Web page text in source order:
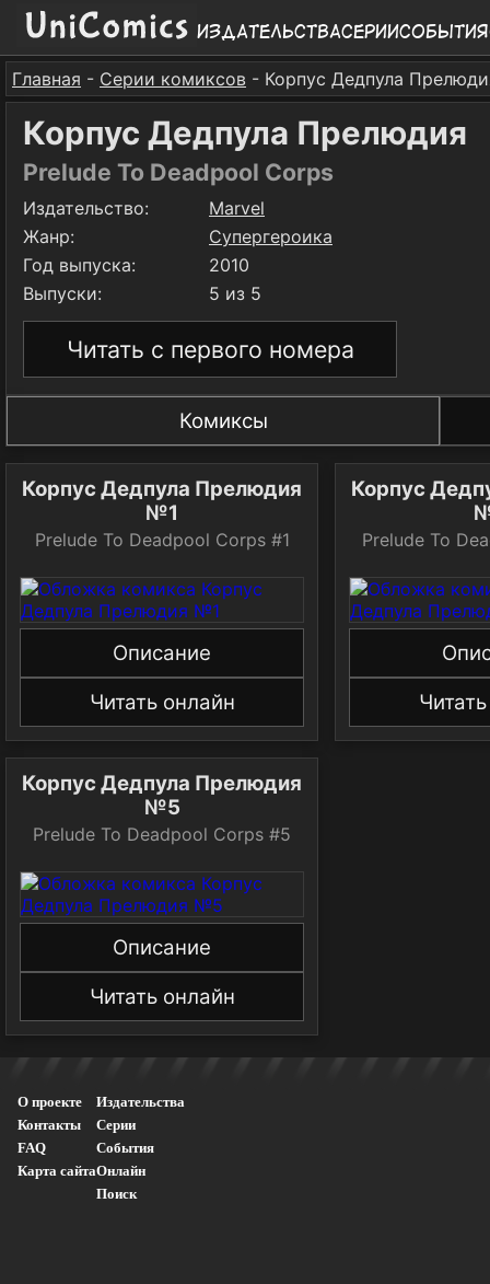
ИздательстваСерииСобытия
Главная - Серии комиксов - Корпус Дедпула
Корпус Дедпула Прелюдия
Prelude To Deadpool Corps
Издательство:
Marvel
Жанр:
Супергероика
Год выпуска:
2010
Выпуски:
5 из 5
Читать с первого номера
Комиксы
Корпус Дедпула Прелюдия
№1
Prelude To Deadpool Corps #1
Описание
Читать онлайн
Корпус
Prelude To
Корпус Дедпула Прелюдия
№5
Prelude To Deadpool Corps #5
Описание
Читать онлайн
О проекте
Контакты
FAQ
Карта сайта
Издательства
Серии
События
Онлайн
Поиск